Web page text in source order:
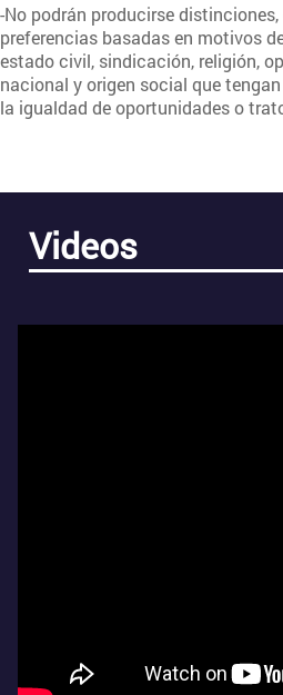
-No podrán producirse
preferencias basadas en motivos
estado civil, sindicación, religión,
nacional y origen social que
la igualdad de oportunidades o
Videos